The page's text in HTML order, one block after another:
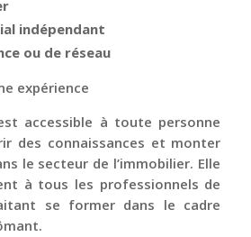
indépendant
ou de réseau
expérience
accessible à toute personne
des connaissances et monter
le secteur de l’immobilier. Elle
à tous les professionnels de
se former dans le cadre